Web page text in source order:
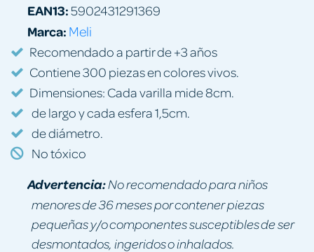
EAN13:5902431291369
Marca: Meli
Recomendado a partir de +3 años
Contiene 300 piezas en colores vivos.
Dimensiones: Cada varilla mide 8cm.
de largo y cada esfera 1,5cm.
de diámetro.
No tóxico
Advertencia:No recomendado para niños
menores de 36 meses por contener piezas
pequeñas y/o componentes susceptibles de ser
desmontados, ingeridos o inhalados.